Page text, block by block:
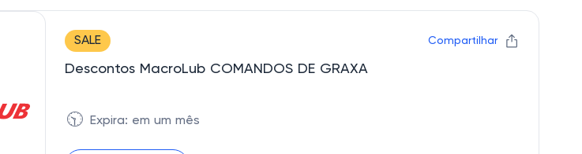
SALE Compartilhar
Descontos MacroLub COMANDOS DE GRAXA
🕥 Expira: em um mês